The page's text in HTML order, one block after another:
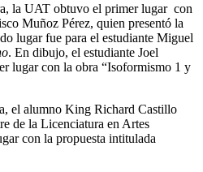
la UAT obtuvo el primer lugar con
Muñoz Pérez, quien presentó la
lugar fue para el estudiante Miguel
. En dibujo, el estudiante Joel
lugar con la obra “Isoformismo 1 y
el alumno King Richard Castillo
de la Licenciatura en Artes
con la propuesta intitulada